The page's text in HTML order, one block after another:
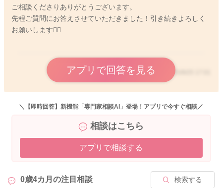
ご相談くださりありがとうございます。
先程ご質問にお答えさせていただきました！引き続きよろしく
お願いします🙇‍♂️
アプリで回答を見る 2025/9/25 17:01
＼【即時回答】新機能「専門家相談AI」登場！アプリで今すぐ相談／
相談はこちら
アプリで相談する
0歳4カ月の注目相談 検索する